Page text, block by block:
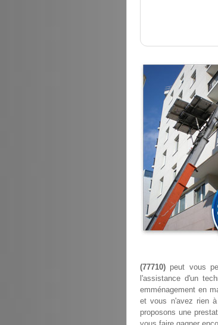
(77710) peut vous
l'assistance d'un
emménagement en
et vous n'avez rien
proposons une